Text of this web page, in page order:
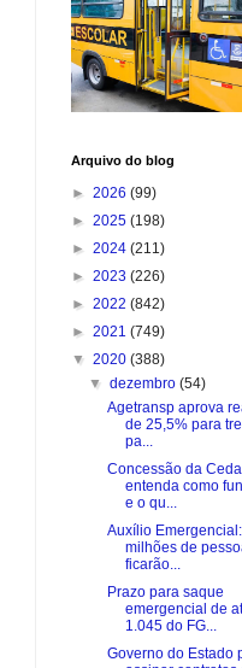
Arquivo do blog
► 2026 (99)
► 2025 (198)
► 2024 (211)
► 2023 (226)
► 2022 (842)
► 2021 (749)
▼ 2020 (388)
▼dezembro(54)
Agetransp aprova
de 25,5% para
pa...
Concessão da
entenda como
e o qu...
Auxílio
milhões de
ficarão...
Prazo para saque
emergencial de
1.045 do FG...
Governo do Estado